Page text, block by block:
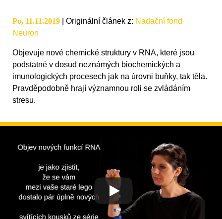
Po, 11.11.2019 Originální článek z: Nadační fond
Neuron
Objevuje nové chemické struktury v RNA, které jsou
podstatné v dosud neznámých biochemických a
imunologických procesech jak na úrovni buňky, tak těla.
Pravděpodobně hrají významnou roli se zvládáním
stresu.